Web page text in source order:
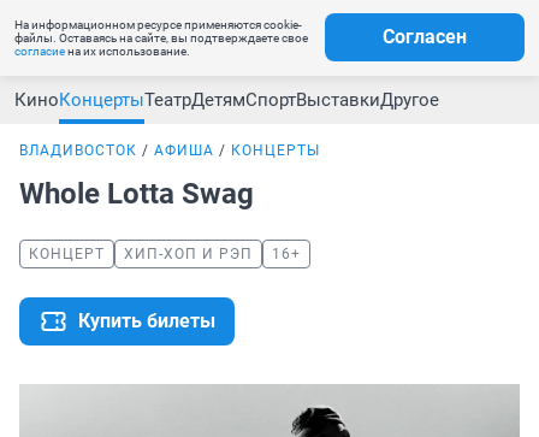
На информационном ресурсе применяются cookie-
файлы. Оставаясь на сайте, вы подтверждаете свое
согласиена их использование.
Согласен
КиноКонцертыТеатрДетямСпортВыставкиДругое
ВЛАДИВОСТОК АФИША КОНЦЕРТЫ
Whole Lotta Swag
КОНЦЕРТ ХИП-ХОП И РЭП 16+
Купить билеты